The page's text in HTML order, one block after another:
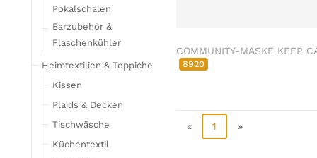
COMMUNITY-MASKE KEEP
8920
« 1 »
Pokalschalen
Barzubehör &
Flaschenkühler
Heimtextilien & Teppiche
Kissen
Plaids & Decken
Tischwäsche
Küchentextil